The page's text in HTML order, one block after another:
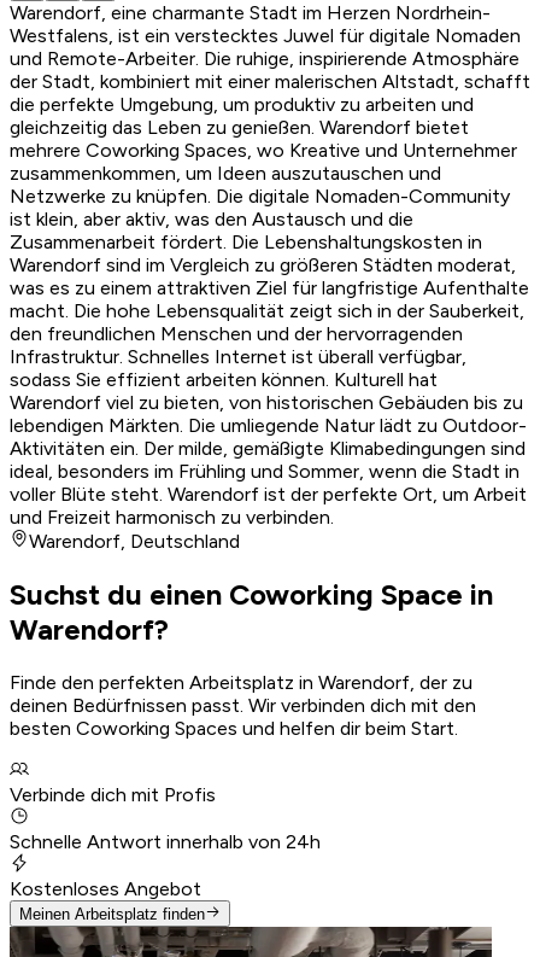
Warendorf, eine charmante Stadt im Herzen Nordrhein-
Westfalens, ist ein verstecktes Juwel für digitale Nomaden
und Remote-Arbeiter. Die ruhige, inspirierende Atmosphäre
der Stadt, kombiniert mit einer malerischen Altstadt, schafft
die perfekte Umgebung, um produktiv zu arbeiten und
gleichzeitig das Leben zu genießen. Warendorf bietet
mehrere Coworking Spaces, wo Kreative und Unternehmer
zusammenkommen, um Ideen auszutauschen und
Netzwerke zu knüpfen. Die digitale Nomaden-Community
ist klein, aber aktiv, was den Austausch und die
Zusammenarbeit fördert. Die Lebenshaltungskosten in
Warendorf sind im Vergleich zu größeren Städten moderat,
was es zu einem attraktiven Ziel für langfristige Aufenthalte
macht. Die hohe Lebensqualität zeigt sich in der Sauberkeit,
den freundlichen Menschen und der hervorragenden
Infrastruktur. Schnelles Internet ist überall verfügbar,
sodass Sie effizient arbeiten können. Kulturell hat
Warendorf viel zu bieten, von historischen Gebäuden bis zu
lebendigen Märkten. Die umliegende Natur lädt zu Outdoor-
Aktivitäten ein. Der milde, gemäßigte Klimabedingungen sind
ideal, besonders im Frühling und Sommer, wenn die Stadt in
voller Blüte steht. Warendorf ist der perfekte Ort, um Arbeit
und Freizeit harmonisch zu verbinden.
Warendorf, Deutschland
Suchst du einen Coworking Space in
Warendorf?
Finde den perfekten Arbeitsplatz in Warendorf, der zu
deinen Bedürfnissen passt. Wir verbinden dich mit den
besten Coworking Spaces und helfen dir beim Start.
Verbinde dich mit Profis
Schnelle Antwort innerhalb von 24h
Kostenloses Angebot
Meinen Arbeitsplatz finden